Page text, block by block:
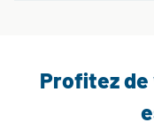
Profitez